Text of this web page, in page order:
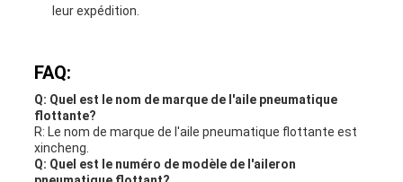
leur expédition.
FAQ:
Q: Quel est le nom de marque de l'aile pneumatique
flottante?
R: Le nom de marque de l'aile pneumatique flottante est
xincheng.
Q: Quel est le numéro de modèle de l'aileron